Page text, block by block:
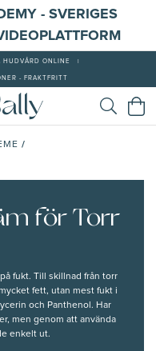
- SVERIGES
HUDVÅRD ONLINE
- FRAKTFRITT
/
för Torr
fukt. Till skillnad från torr
fett, utan mest fukt i
och Panthenol. Har
men genom att använda
enkelt ut.